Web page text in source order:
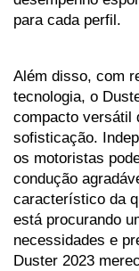
para cada perfil.
Além disso, com
tecnologia, o
compacto versátil
sofisticação.
os motoristas
condução
característico da
está procurando
necessidades e
Duster 2023